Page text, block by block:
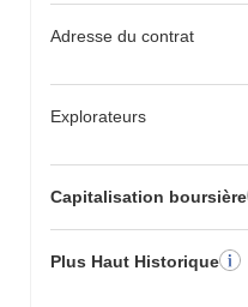
Adresse du contrat
Explorateurs
Capitalisation boursière
Plus Haut Historique